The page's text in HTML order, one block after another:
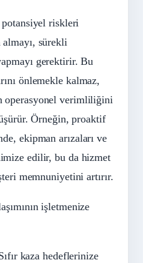
riskleri
sürekli
gerektirir. Bu
önlemekle kalmaz,
operasyonel verimliliğini
Örneğin, proaktif
ekipman arızaları ve
edilir, bu da hizmet
memnuniyetini artırır.
işletmenize
kaza hedeflerinize